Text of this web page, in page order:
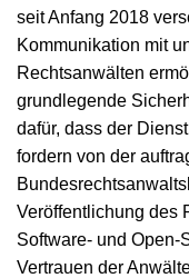
seit Anfang 2018
Kommunikation mit
Rechtsanwälten
grundlegende
dafür, dass der
fordern von der
Veröffentlichung des
Software- und
Vertrauen der